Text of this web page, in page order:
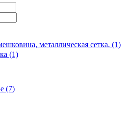
металлическая сетка. (1)
(1)
(7)